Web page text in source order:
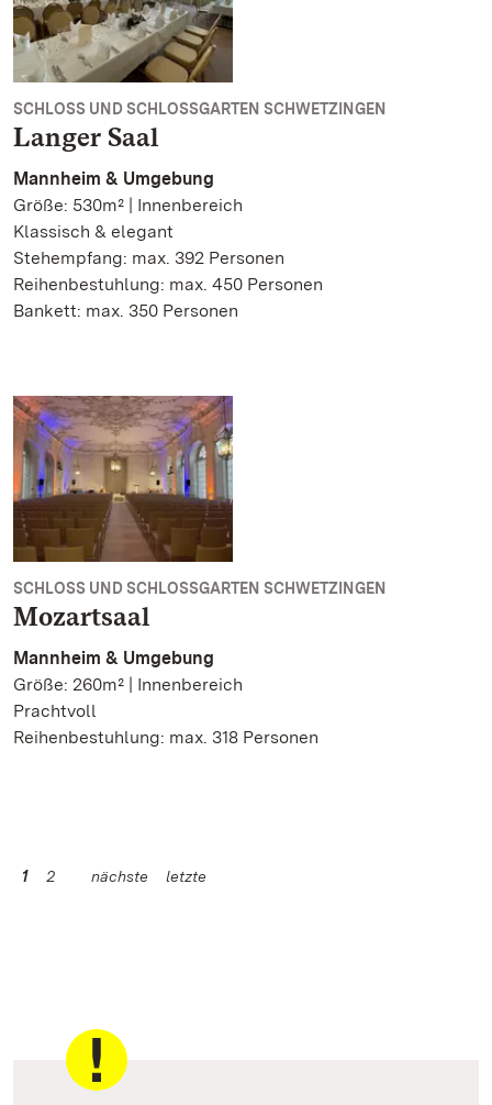
SCHLOSS UND SCHLOSSGARTEN SCHWETZINGEN
Langer Saal
Mannheim & Umgebung
Größe: 530m² | Innenbereich
Klassisch & elegant
Stehempfang: max. 392 Personen
Reihenbestuhlung: max. 450 Personen
Bankett: max. 350 Personen
SCHLOSS UND SCHLOSSGARTEN SCHWETZINGEN
Mozartsaal
Mannheim & Umgebung
Größe: 260m² | Innenbereich
Prachtvoll
Reihenbestuhlung: max. 318 Personen
1 2 nächste letzte